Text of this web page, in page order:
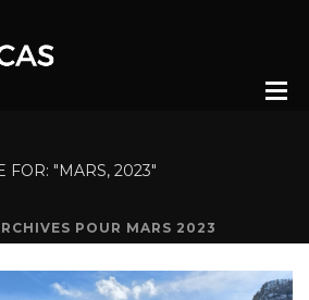
FOR: "MARS, 2023"
POUR MARS 2023